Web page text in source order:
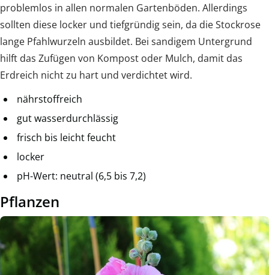
problemlos in allen normalen Gartenböden. Allerdings
sollten diese locker und tiefgründig sein, da die Stockrose
lange Pfahlwurzeln ausbildet. Bei sandigem Untergrund
hilft das Zufügen von Kompost oder Mulch, damit das
Erdreich nicht zu hart und verdichtet wird.
nährstoffreich
gut wasserdurchlässig
frisch bis leicht feucht
locker
pH-Wert: neutral (6,5 bis 7,2)
Pflanzen